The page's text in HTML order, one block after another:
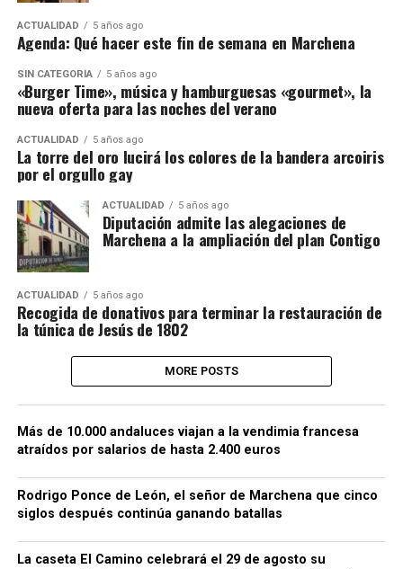
ACTUALIDAD 5 años ago
Agenda: Qué hacer este fin de semana en Marchena
SIN CATEGORÍA 5 años ago
«Burger Time», música y hamburguesas «gourmet», la
nueva oferta para las noches del verano
ACTUALIDAD 5 años ago
La torre del oro lucirá los colores de la bandera arcoiris
por el orgullo gay
ACTUALIDAD 5 años ago
Diputación admite las alegaciones de
Marchena a la ampliación del plan Contigo
ACTUALIDAD 5 años ago
Recogida de donativos para terminar la restauración de
la túnica de Jesús de 1802
MORE POSTS
Más de 10.000 andaluces viajan a la vendimia francesa
atraídos por salarios de hasta 2.400 euros
Rodrigo Ponce de León, el señor de Marchena que cinco
siglos después continúa ganando batallas
La caseta El Camino celebrará el 29 de agosto su